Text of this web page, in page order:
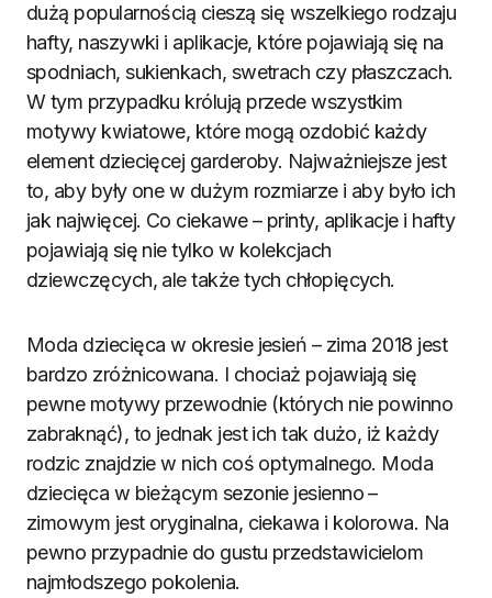
dużą popularnością cieszą się wszelkiego rodzaju
hafty, naszywki i aplikacje, które pojawiają się na
spodniach, sukienkach, swetrach czy płaszczach.
W tym przypadku królują przede wszystkim
motywy kwiatowe, które mogą ozdobić każdy
element dziecięcej garderoby. Najważniejsze jest
to, aby były one w dużym rozmiarze i aby było ich
jak najwięcej. Co ciekawe – printy, aplikacje i hafty
pojawiają się nie tylko w kolekcjach
dziewczęcych, ale także tych chłopięcych.
Moda dziecięca w okresie jesień – zima 2018 jest
bardzo zróżnicowana. I chociaż pojawiają się
pewne motywy przewodnie (których nie powinno
zabraknąć), to jednak jest ich tak dużo, iż każdy
rodzic znajdzie w nich coś optymalnego. Moda
dziecięca w bieżącym sezonie jesienno –
zimowym jest oryginalna, ciekawa i kolorowa. Na
pewno przypadnie do gustu przedstawicielom
najmłodszego pokolenia.